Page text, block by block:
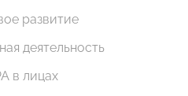
развитие
деятельность
в лицах